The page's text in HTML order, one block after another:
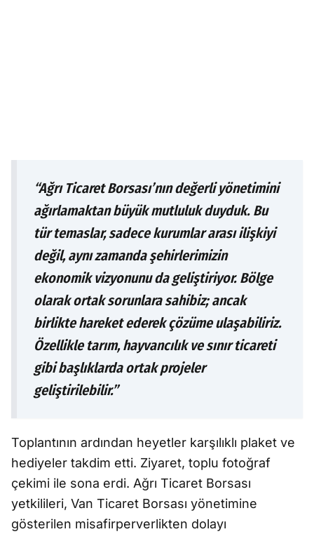
“Ağrı Ticaret Borsası’nın değerli yönetimini
ağırlamaktan büyük mutluluk duyduk. Bu
tür temaslar, sadece kurumlar arası ilişkiyi
değil, aynı zamanda şehirlerimizin
ekonomik vizyonunu da geliştiriyor. Bölge
olarak ortak sorunlara sahibiz; ancak
birlikte hareket ederek çözüme ulaşabiliriz.
Özellikle tarım, hayvancılık ve sınır ticareti
gibi başlıklarda ortak projeler
geliştirilebilir.”
Toplantının ardından heyetler karşılıklı plaket ve
hediyeler takdim etti. Ziyaret, toplu fotoğraf
çekimi ile sona erdi. Ağrı Ticaret Borsası
yetkilileri, Van Ticaret Borsası yönetimine
gösterilen misafirperverlikten dolayı